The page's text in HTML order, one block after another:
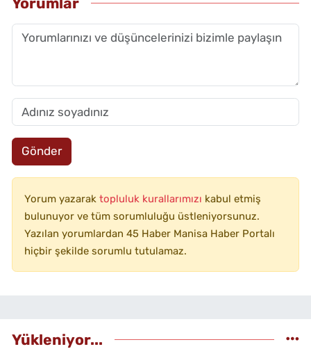
Gönder
Yorum yazarak topluluk kurallarımızı kabul etmiş
bulunuyor ve tüm sorumluluğu üstleniyorsunuz.
Yazılan yorumlardan 45 Haber Manisa Haber Portalı
hiçbir şekilde sorumlu tutulamaz.
Yükleniyor...